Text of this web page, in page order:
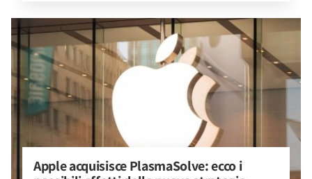
Apple acquisisce PlasmaSolve: ecco i